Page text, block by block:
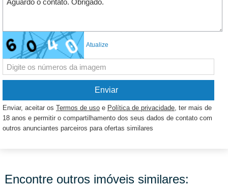
Atualize
Enviar, aceitar os Termos de uso e Política de privacidade, ter mais de
18 anos e permitir o compartilhamento dos seus dados de contato com
outros anunciantes parceiros para ofertas similares
Encontre outros imóveis similares: